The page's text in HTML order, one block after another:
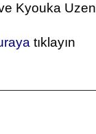
Kyouka
tıklayın